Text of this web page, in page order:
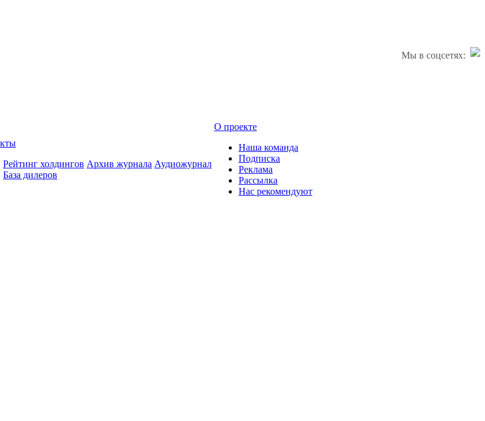
Мы в соцсетях:
Рейтинг холдингов
База дилеров
Архив журнала Аудиожурнал
О проекте
Наша команда
Подписка
Реклама
Рассылка
Нас рекомендуют